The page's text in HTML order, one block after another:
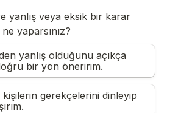
yanlış veya eksik bir karar
yaparsınız?
yanlış olduğunu açıkça
bir yön öneririm.
kişilerin gerekçelerini dinleyip